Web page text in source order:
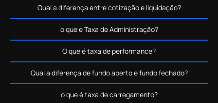
Qual a diferença entre cotização e liquidação?
o que é Taxa de Administração?
O que é taxa de performance?
Qual a diferença de fundo aberto e fundo fechado?
o que é taxa de carregamento?